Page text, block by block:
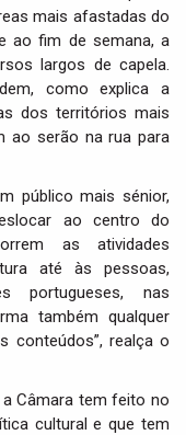
mais afastadas do
ao fim de semana, a
largos de capela.
como explica a
dos territórios mais
ao serão na rua para
público mais sénior,
ao centro do
as atividades
até às pessoas,
portugueses, nas
também qualquer
conteúdos”, realça o
Câmara tem feito no
cultural e que tem